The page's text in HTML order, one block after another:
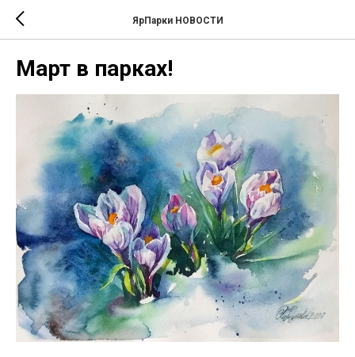
ЯрПарки НОВОСТИ
Март в парках!